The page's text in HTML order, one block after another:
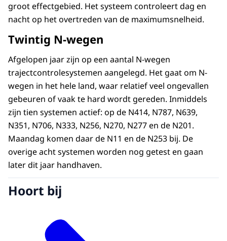
groot effectgebied. Het systeem controleert dag en
nacht op het overtreden van de maximumsnelheid.
Twintig N-wegen
Afgelopen jaar zijn op een aantal N-wegen
trajectcontrolesystemen aangelegd. Het gaat om N-
wegen in het hele land, waar relatief veel ongevallen
gebeuren of vaak te hard wordt gereden. Inmiddels
zijn tien systemen actief: op de N414, N787, N639,
N351, N706, N333, N256, N270, N277 en de N201.
Maandag komen daar de N11 en de N253 bij. De
overige acht systemen worden nog getest en gaan
later dit jaar handhaven.
Hoort bij